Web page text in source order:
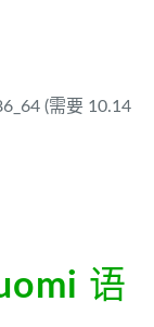
(需要 10.14
语